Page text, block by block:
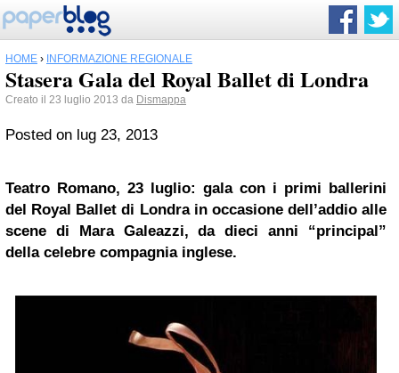
HOME › INFORMAZIONE REGIONALE
Stasera Gala del Royal Ballet di Londra
Creato il 23 luglio 2013 da Dismappa
Posted on lug 23, 2013
Teatro Romano, 23 luglio: gala con i primi ballerini
del Royal Ballet di Londra in occasione dell’addio alle
scene di Mara Galeazzi, da dieci anni “principal”
della celebre compagnia inglese.